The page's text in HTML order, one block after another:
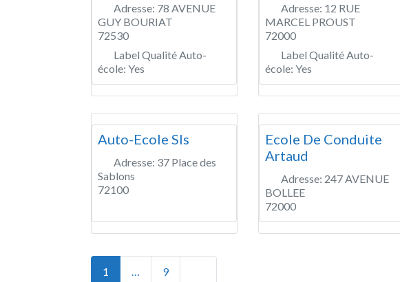
Adresse: 78 AVENUE
GUY BOURIAT
72530
Label Qualité Auto-
école: Yes
Adresse: 12 RUE
MARCEL PROUST
72000
Label Qualité Auto-
école: Yes
Auto-Ecole Sls
Adresse: 37 Place des
Sablons
72100
Ecole De Conduite
Artaud
Adresse: 247 AVENUE
BOLLEE
72000
Posts navigation
1 9